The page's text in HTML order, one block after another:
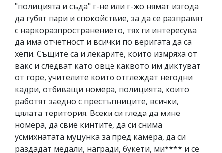
"полицията и съда" г-не или г-жо нямат изгода
да губят пари и спокойствие, за да се разправят
с наркоразпространението, тях ги интересува
да има отчетност и всички по веригата да са
хепи. Същите са и лекарите, които измряха от
вакс и следват като овце каквото им диктуват
от горе, учителите които отглеждат негодни
кадри, отбиващи номера, полицията, които
работят заедно с престъпниците, всички,
цялата територия. Всеки си гледа да мине
номера, да свие кинтите, да си снима
усмихнатата муцунка за пред камера, да си
раздадат медали, награди, букети, ми**** и се